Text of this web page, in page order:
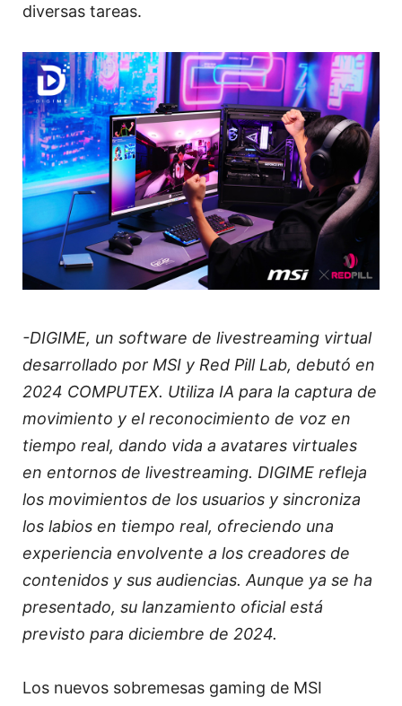
diversas tareas.
-DIGIME, un software de livestreaming virtual
desarrollado por MSI y Red Pill Lab, debutó en
2024 COMPUTEX. Utiliza IA para la captura de
movimiento y el reconocimiento de voz en
tiempo real, dando vida a avatares virtuales
en entornos de livestreaming. DIGIME refleja
los movimientos de los usuarios y sincroniza
los labios en tiempo real, ofreciendo una
experiencia envolvente a los creadores de
contenidos y sus audiencias. Aunque ya se ha
presentado, su lanzamiento oficial está
previsto para diciembre de 2024.
Los nuevos sobremesas gaming de MSI